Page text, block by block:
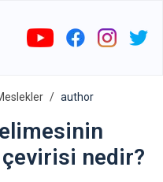
author
nedir?